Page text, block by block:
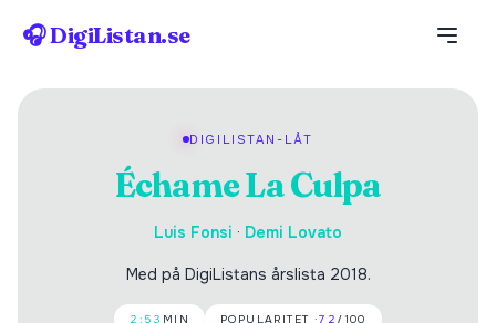
🎧 DigiListan.se
DIGILISTAN-LÅT
Échame La Culpa
Luis Fonsi · Demi Lovato
Med på DigiListans årslista 2018.
2:53 MIN POPULARITET ·72 /100